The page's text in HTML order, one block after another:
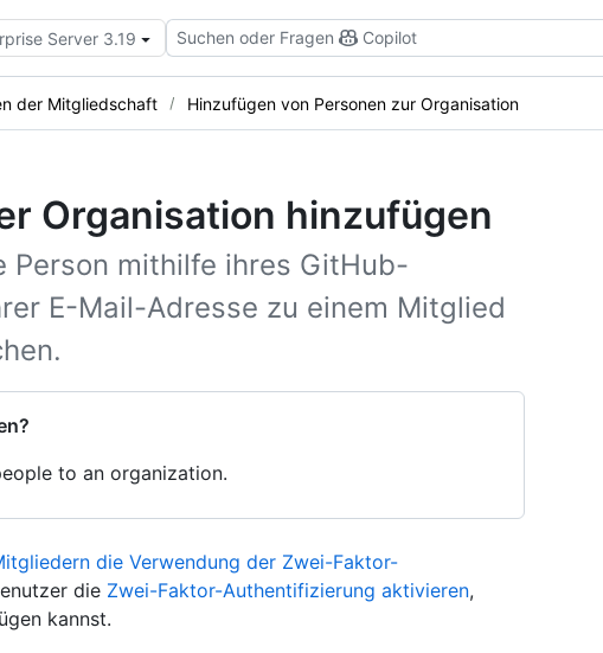
Server 3.19 Suchen oder Fragen Copilot
der Mitgliedschaft Hinzufügen von Personen zur Organisation
Organisation hinzufügen
Person mithilfe ihres GitHub-
E-Mail-Adresse zu einem Mitglied
to an organization.
die Verwendung der Zwei-Faktor-
die Zwei-Faktor-Authentifizierung aktivieren,
kannst.